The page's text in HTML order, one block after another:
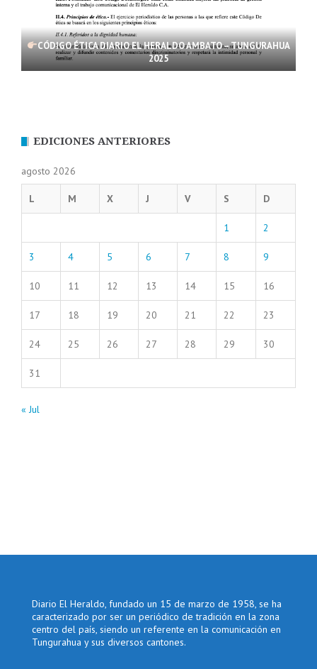
CÓDIGO ÉTICA DIARIO EL HERALDO AMBATO – TUNGURAHUA
2025
EDICIONES ANTERIORES
agosto 2026
L M X J V S D
1 2
3 4 5 6 7 8 9
10 11 12 13 14 15 16
17 18 19 20 21 22 23
24 25 26 27 28 29 30
31
« Jul
Diario El Heraldo, fundado un 15 de marzo de 1958, se ha
caracterizado por ser un periódico de tradición en la zona
centro del país, siendo un referente en la comunicación en
Tungurahua y sus diversos cantones.